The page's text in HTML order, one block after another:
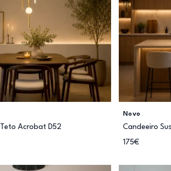
Acrobat D52
Novo
Candeeiro
175€